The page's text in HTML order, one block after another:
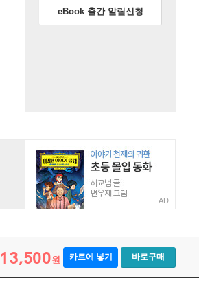
eBook 출간 알림신청
AD
13,500원 카트에 넣기 바로구매